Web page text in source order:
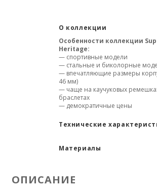
О коллекции
Особенности коллекции
Heritage:
— спортивные модели
— стальные и биколорные
— впечатляющие размеры
46 мм)
— чаще на каучуковых
браслетах
— демократичные цены
Технические
Материалы
ОПИСАНИЕ